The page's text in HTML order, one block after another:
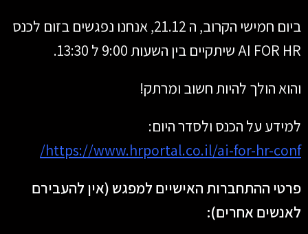
ביום חמישי הקרוב, ה 21.12, אנחנו נפגשים בזום לכנס
AI FOR HR שיתקיים בין השעות 9:00 ל 13:30.
והוא הולך להיות חשוב ומרתק!
למידע על הכנס ולסדר היום:
https://www.hrportal.co.il/ai-for-hr-conf/
פרטי ההתחברות האישיים למפגש (אין להעבירם
לאנשים אחרים):